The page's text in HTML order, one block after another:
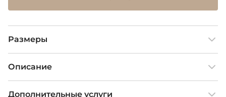
Размеры
Описание
Дополнительные услуги